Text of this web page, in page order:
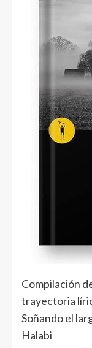
Compilación
trayectoria
Soñando el
Halabi